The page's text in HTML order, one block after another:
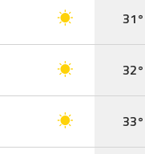
31°
32°
33°